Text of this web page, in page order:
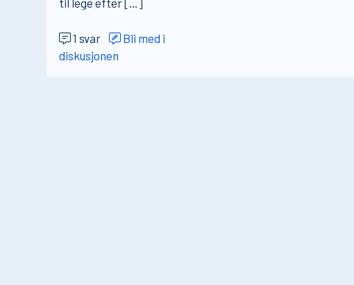
1 svar
Bli med i
diskusjonen